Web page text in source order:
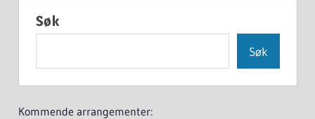
Søk
Søk
Kommende arrangementer: